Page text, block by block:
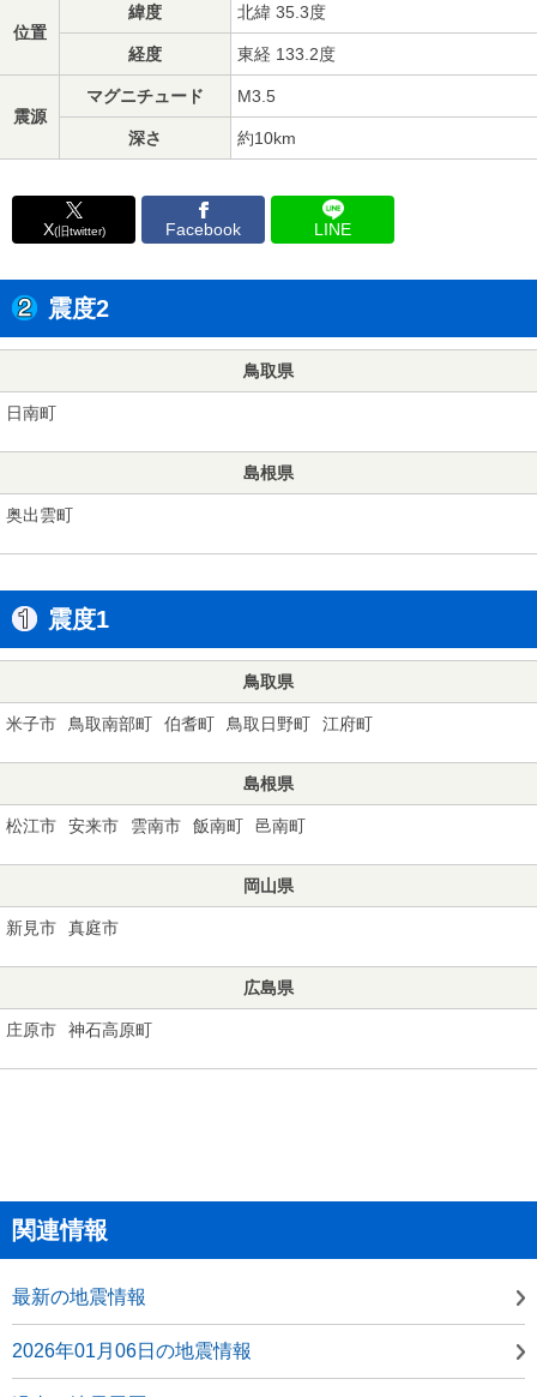
位置
緯度 北緯 35.3度
経度 東経 133.2度
震源
マグニチュード M3.5
深さ 約10km
X(旧twitter) Facebook LINE
震度2
鳥取県
日南町
島根県
奥出雲町
震度1
鳥取県
米子市 鳥取南部町 伯耆町 鳥取日野町 江府町
島根県
松江市 安来市 雲南市 飯南町 邑南町
岡山県
新見市 真庭市
広島県
庄原市 神石高原町
関連情報
最新の地震情報
2026年01月06日の地震情報